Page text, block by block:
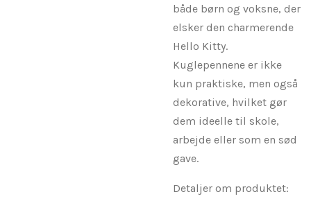
både børn og voksne, der
elsker den charmerende
Hello Kitty.
Kuglepennene er ikke
kun praktiske, men også
dekorative, hvilket gør
dem ideelle til skole,
arbejde eller som en sød
gave.
Detaljer om produktet: